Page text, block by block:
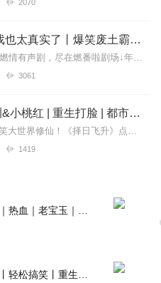
2070
【燃番啦】这游戏也太真实了丨爆笑废土霸榜神作丨紫襟剧社制作
>>更多好听不套路的燃情有声剧，尽在燃番啦剧场↓年度重磅推荐本专辑为VIP免费专辑每天上午10点5集更新，订阅可以听到最新内容哦！每周抽一个专辑五星优质评论送...
3061
最强弃少 | 头陀渊&小桃红 | 重生打脸 | 都市修真
2023年爆款仙侠，爆笑大世界修仙！《择日飞升》点击传送2021年神书力荐：《大奉打更人》限时免费不容错过【强烈推荐】●独一无二的都市修真●千万点击，起点榜...
1419